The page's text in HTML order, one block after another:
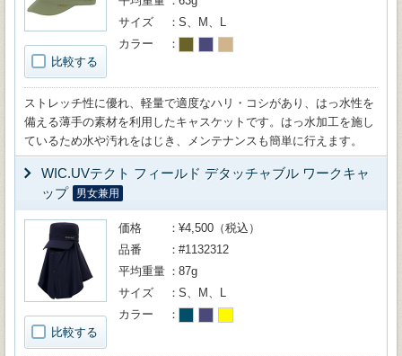
比較する
サイズ
S、M、L
カラー
ストレッチ性に優れ、軽量で適度なハリ・コシがあり、はっ水性を
備える薄手の素材を利用したキャスケットです。はっ水加工を施し
ているため水や汚れをはじき、メンテナンスも簡単に行えます。
WIC.UVテクト フィールド デタッチャブル ワークキャ
ップ
男女兼用
比較する
価格
¥4,500（税込）
品番
#1132312
平均重量
87g
サイズ
S、M、L
カラー